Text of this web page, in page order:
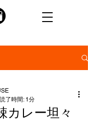
カレー坦々
読了時間: 1分